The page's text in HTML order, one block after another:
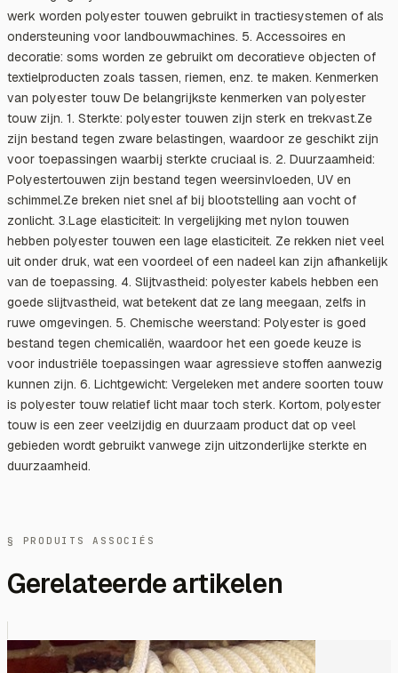
werk worden polyester touwen gebruikt in tractiesystemen of als
ondersteuning voor landbouwmachines. 5. Accessoires en
decoratie: soms worden ze gebruikt om decoratieve objecten of
textielproducten zoals tassen, riemen, enz. te maken. Kenmerken
van polyester touw De belangrijkste kenmerken van polyester
touw zijn. 1. Sterkte: polyester touwen zijn sterk en trekvast.Ze
zijn bestand tegen zware belastingen, waardoor ze geschikt zijn
voor toepassingen waarbij sterkte cruciaal is. 2. Duurzaamheid:
Polyestertouwen zijn bestand tegen weersinvloeden, UV en
schimmel.Ze breken niet snel af bij blootstelling aan vocht of
zonlicht. 3.Lage elasticiteit: In vergelijking met nylon touwen
hebben polyester touwen een lage elasticiteit. Ze rekken niet veel
uit onder druk, wat een voordeel of een nadeel kan zijn afhankelijk
van de toepassing. 4. Slijtvastheid: polyester kabels hebben een
goede slijtvastheid, wat betekent dat ze lang meegaan, zelfs in
ruwe omgevingen. 5. Chemische weerstand: Polyester is goed
bestand tegen chemicaliën, waardoor het een goede keuze is
voor industriële toepassingen waar agressieve stoffen aanwezig
kunnen zijn. 6. Lichtgewicht: Vergeleken met andere soorten touw
is polyester touw relatief licht maar toch sterk. Kortom, polyester
touw is een zeer veelzijdig en duurzaam product dat op veel
gebieden wordt gebruikt vanwege zijn uitzonderlijke sterkte en
duurzaamheid.
§ PRODUITS ASSOCIÉS
Gerelateerde artikelen